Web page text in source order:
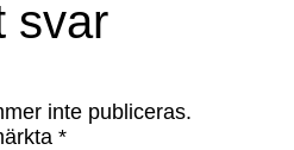
svar
inte publiceras.
*